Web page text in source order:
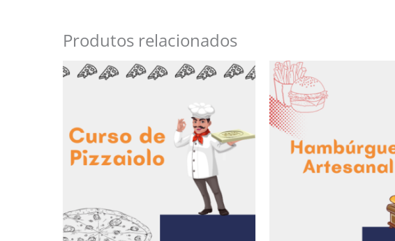
Produtos relacionados